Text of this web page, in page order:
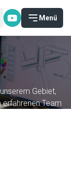
Menü
Gebiet,
Team